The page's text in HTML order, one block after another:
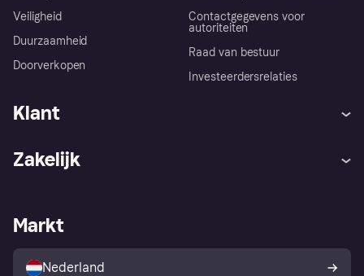
Veiligheid
Duurzaamheid
Doorverkopen
Contactgegevens voor
autoriteiten
Raad van bestuur
Investeerdersrelaties
Klant
Winkeloverzicht
Kopersbescherming voor
consumenten
Zakelijk
Zakelijke login
Markt
Nederland